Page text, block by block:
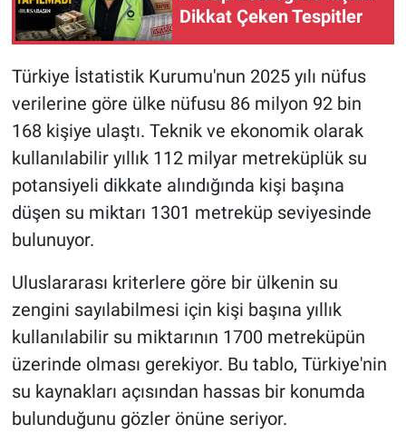
Dikkat Çeken Tespitler
Türkiye İstatistik Kurumu'nun 2025 yılı nüfus
verilerine göre ülke nüfusu 86 milyon 92 bin
168 kişiye ulaştı. Teknik ve ekonomik olarak
kullanılabilir yıllık 112 milyar metreküplük su
potansiyeli dikkate alındığında kişi başına
düşen su miktarı 1301 metreküp seviyesinde
bulunuyor.
Uluslararası kriterlere göre bir ülkenin su
zengini sayılabilmesi için kişi başına yıllık
kullanılabilir su miktarının 1700 metreküpün
üzerinde olması gerekiyor. Bu tablo, Türkiye'nin
su kaynakları açısından hassas bir konumda
bulunduğunu gözler önüne seriyor.